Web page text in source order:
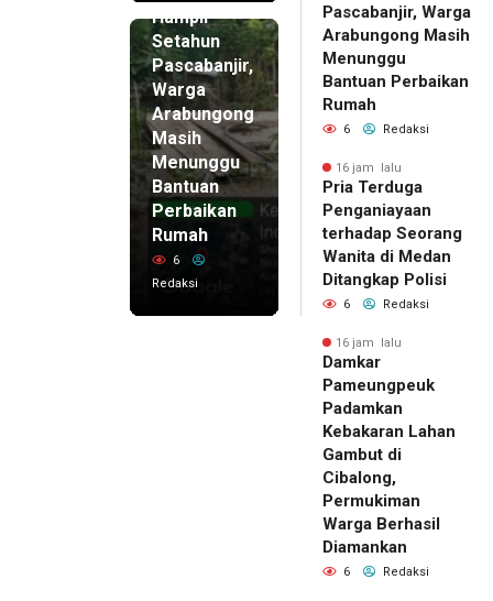
Hampir
Setahun
Pascabanjir,
Warga
Arabungong
Masih
Menunggu
Bantuan
Perbaikan
Rumah
6
Redaksi
Pascabanjir, Warga
Arabungong Masih
Menunggu
Bantuan Perbaikan
Rumah
6 Redaksi
16 jam lalu
Pria Terduga
Penganiayaan
terhadap Seorang
Wanita di Medan
Ditangkap Polisi
6 Redaksi
16 jam lalu
Damkar
Pameungpeuk
Padamkan
Kebakaran Lahan
Gambut di
Cibalong,
Permukiman
Warga Berhasil
Diamankan
6 Redaksi